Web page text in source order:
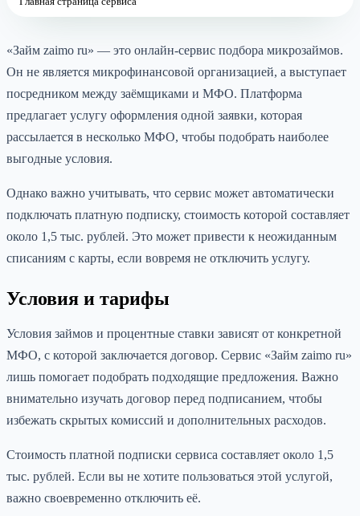
«Займ zaimo ru» — это онлайн-сервис подбора микрозаймов.
Он не является микрофинансовой организацией, а выступает
посредником между заёмщиками и МФО. Платформа
предлагает услугу оформления одной заявки, которая
рассылается в несколько МФО, чтобы подобрать наиболее
выгодные условия.
Однако важно учитывать, что сервис может автоматически
подключать платную подписку, стоимость которой составляет
около 1,5 тыс. рублей. Это может привести к неожиданным
списаниям с карты, если вовремя не отключить услугу.
Условия и тарифы
Условия займов и процентные ставки зависят от конкретной
МФО, с которой заключается договор. Сервис «Займ zaimo ru»
лишь помогает подобрать подходящие предложения. Важно
внимательно изучать договор перед подписанием, чтобы
избежать скрытых комиссий и дополнительных расходов.
Стоимость платной подписки сервиса составляет около 1,5
тыс. рублей. Если вы не хотите пользоваться этой услугой,
важно своевременно отключить её.